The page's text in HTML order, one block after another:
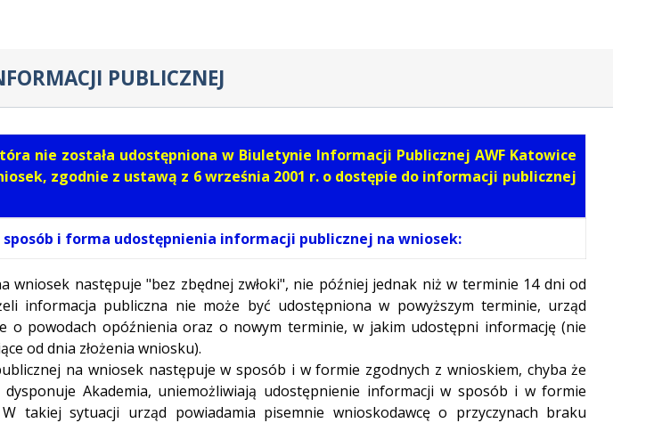
PUBLICZNEJ
nie została udostępniona w Biuletynie Informacji Publicznej AWF Katowice
zgodnie z ustawą z 6 września 2001 r. o dostępie do informacji publicznej
i forma udostępnienia informacji publicznej na wniosek:
wniosek następuje "bez zbędnej zwłoki", nie później jednak niż w terminie 14 dni od
informacja publiczna nie może być udostępniona w powyższym terminie, urząd
o powodach opóźnienia oraz o nowym terminie, w jakim udostępni informację (nie
od dnia złożenia wniosku).
na wniosek następuje w sposób i w formie zgodnych z wnioskiem, chyba że
Akademia, uniemożliwiają udostępnienie informacji w sposób i w formie
takiej sytuacji urząd powiadamia pisemnie wnioskodawcę o przyczynach braku